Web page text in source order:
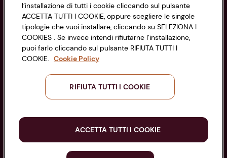
Servizio clienti
Seguici sui Social:
l’installazione di tutti i cookie cliccando sul pulsante
ACCETTA TUTTI I COOKIE, oppure scegliere le singole
tipologie che vuoi installare, cliccando su SELEZIONA I
COOKIES . Se invece intendi rifiutarne l’installazione,
puoi farlo cliccando sul pulsante RIFIUTA TUTTI I
COOKIE. Cookie Policy
RIFIUTA TUTTI I COOKIE
ACCETTA TUTTI I COOKIE